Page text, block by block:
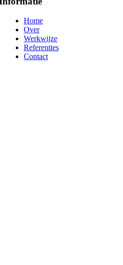
Home
Over
Werkwijze
Referenties
Contact